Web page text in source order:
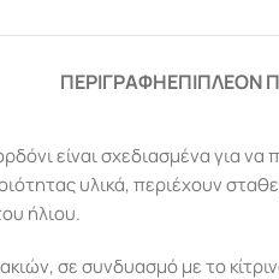
ΠΕΡΙΓΡΑΦΉΕΠΙΠΛΈΟΝ
είναι σχεδιασμένα για
υλικά, περιέχουν
ήλιου.
σε συνδυασμό με το